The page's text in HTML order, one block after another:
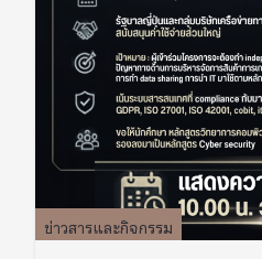
ข่าวสารและกิจกรรม